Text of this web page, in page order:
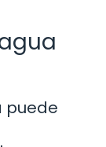
puede